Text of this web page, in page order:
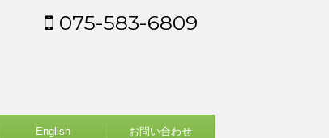
075-583-6809
English お問い合わせ